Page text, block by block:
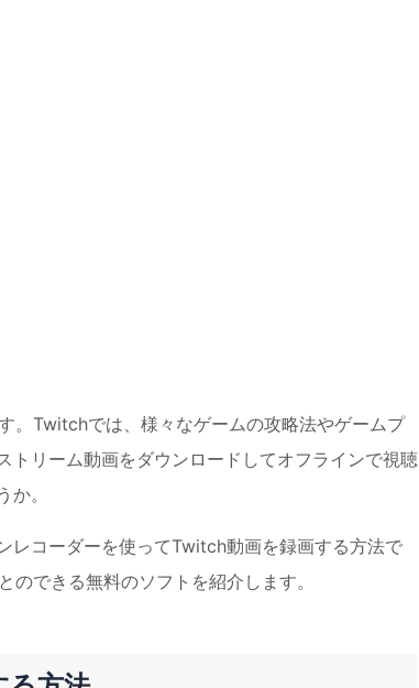
。Twitchでは、様々なゲームの攻略法やゲームプ
トリーム動画をダウンロードしてオフラインで視聴
。
レコーダーを使ってTwitch動画を録画する方法で
できる無料のソフトを紹介します。